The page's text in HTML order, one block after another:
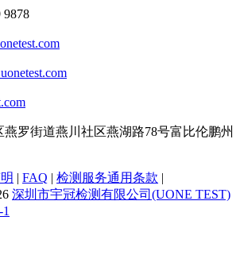
9878
罗街道燕川社区燕湖路78号富比伦鹏州
| FAQ | 检测服务通用条款 |
深圳市宇冠检测有限公司(UONE TEST)